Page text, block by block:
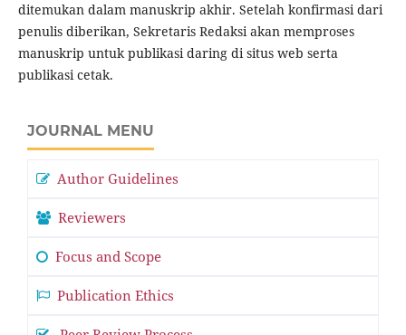
ditemukan dalam manuskrip akhir. Setelah konfirmasi dari
penulis diberikan, Sekretaris Redaksi akan memproses
manuskrip untuk publikasi daring di situs web serta
publikasi cetak.
JOURNAL MENU
Author Guidelines
Reviewers
Focus and Scope
Publication Ethics